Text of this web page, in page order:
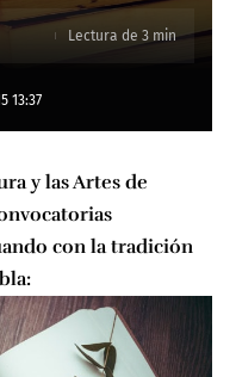
13:37
Lectura de 3 min
y las Artes de
con la tradición